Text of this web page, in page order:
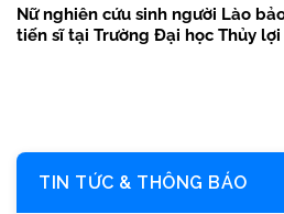
Nữ nghiên cứu sinh người Lào
tiến sĩ tại Trường Đại học Thủy lợi
TIN TỨC & THÔNG BÁO